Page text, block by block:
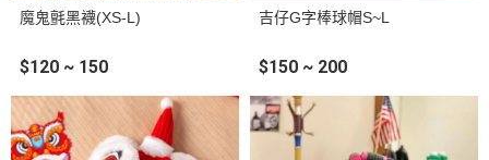
魔鬼氈黑襪(XS-L)
$120 ~ 150
吉仔G字棒球帽S~L
$150 ~ 200